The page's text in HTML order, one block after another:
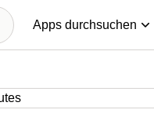
Apps durchsuchen